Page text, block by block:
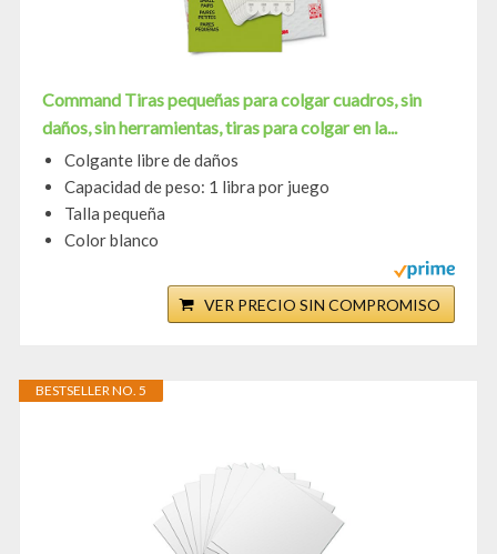
Command Tiras pequeñas para colgar cuadros, sin
daños, sin herramientas, tiras para colgar en la...
Colgante libre de daños
Capacidad de peso: 1 libra por juego
Talla pequeña
Color blanco
VER PRECIO SIN COMPROMISO
BESTSELLER NO. 5